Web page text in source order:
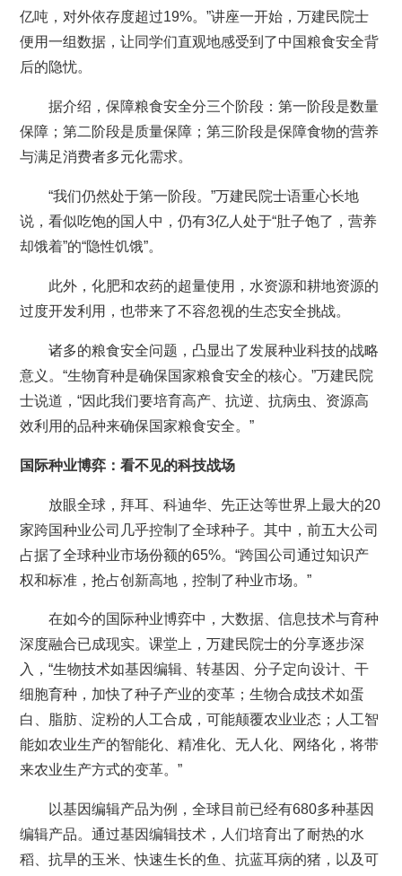
亿吨，对外依存度超过19%。”讲座一开始，万建民院士
便用一组数据，让同学们直观地感受到了中国粮食安全背
后的隐忧。
据介绍，保障粮食安全分三个阶段：第一阶段是数量
保障；第二阶段是质量保障；第三阶段是保障食物的营养
与满足消费者多元化需求。
“我们仍然处于第一阶段。”万建民院士语重心长地
说，看似吃饱的国人中，仍有3亿人处于“肚子饱了，营养
却饿着”的“隐性饥饿”。
此外，化肥和农药的超量使用，水资源和耕地资源的
过度开发利用，也带来了不容忽视的生态安全挑战。
诸多的粮食安全问题，凸显出了发展种业科技的战略
意义。“生物育种是确保国家粮食安全的核心。”万建民院
士说道，“因此我们要培育高产、抗逆、抗病虫、资源高
效利用的品种来确保国家粮食安全。”
国际种业博弈：看不见的科技战场
放眼全球，拜耳、科迪华、先正达等世界上最大的20
家跨国种业公司几乎控制了全球种子。其中，前五大公司
占据了全球种业市场份额的65%。“跨国公司通过知识产
权和标准，抢占创新高地，控制了种业市场。”
在如今的国际种业博弈中，大数据、信息技术与育种
深度融合已成现实。课堂上，万建民院士的分享逐步深
入，“生物技术如基因编辑、转基因、分子定向设计、干
细胞育种，加快了种子产业的变革；生物合成技术如蛋
白、脂肪、淀粉的人工合成，可能颠覆农业业态；人工智
能如农业生产的智能化、精准化、无人化、网络化，将带
来农业生产方式的变革。”
以基因编辑产品为例，全球目前已经有680多种基因
编辑产品。通过基因编辑技术，人们培育出了耐热的水
稻、抗旱的玉米、快速生长的鱼、抗蓝耳病的猪，以及可